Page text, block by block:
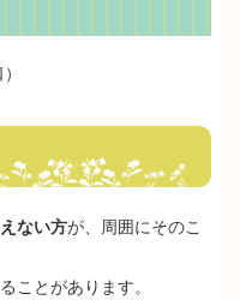
ない方が、周囲にそのこ
ことがあります。